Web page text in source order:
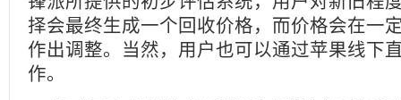
择会最终生成一个回收价格，而价格会在一
作出调整。当然，用户也可以通过苹果线下
作。